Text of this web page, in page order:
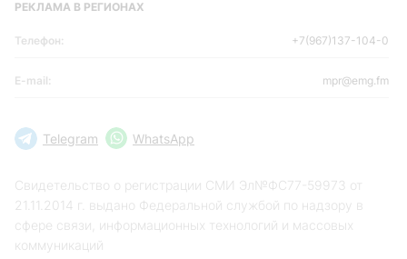
РЕКЛАМА В РЕГИОНАХ
Телефон: +7(967)137-104-0
E-mail: mpr@emg.fm
Telegram WhatsApp
Свидетельство о регистрации СМИ Эл№ФС77-59973 от
21.11.2014 г. выдано Федеральной службой по надзору в
сфере связи, информационных технологий и массовых
коммуникаций